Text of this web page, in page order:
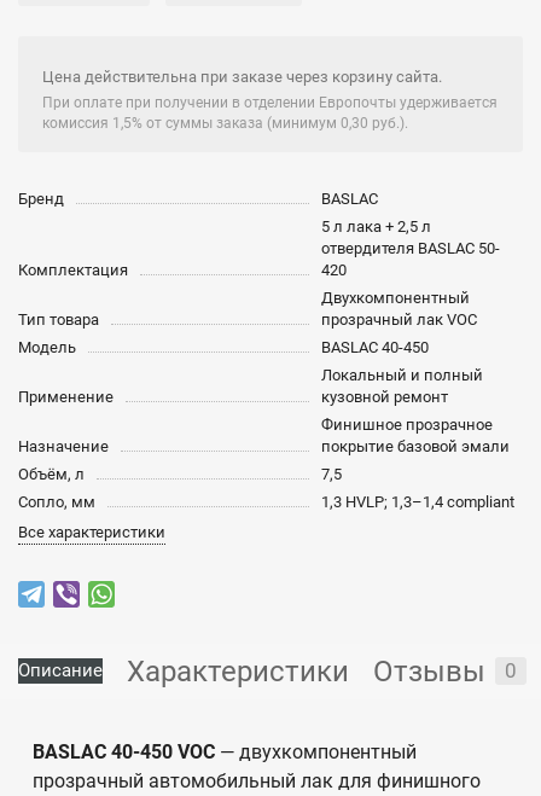
Цена действительна при заказе через корзину сайта.
При оплате при получении в отделении Европочты удерживается
комиссия 1,5% от суммы заказа (минимум 0,30 руб.).
Бренд BASLAC
Комплектация
5 л лака + 2,5 л
отвердителя BASLAC 50-
420
Тип товара
Двухкомпонентный
прозрачный лак VOC
Модель
BASLAC 40-450
Применение
Локальный и полный
кузовной ремонт
Назначение
Финишное прозрачное
покрытие базовой эмали
Объём, л
7,5
Сопло, мм
1,3 HVLP; 1,3–1,4 compliant
Все характеристики
Описание Характеристики Отзывы 0
BASLAC 40-450 VOC — двухкомпонентный
прозрачный автомобильный лак для финишного